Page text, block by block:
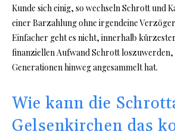
Kunde sich einig, so wechseln Schrott und
einer Barzahlung ohne irgendeine
Einfacher geht es nicht, innerhalb
finanziellen Aufwand Schrott loszuwerden,
Generationen hinweg angesammelt hat.
Wie kann die
Gelsenkirchen das